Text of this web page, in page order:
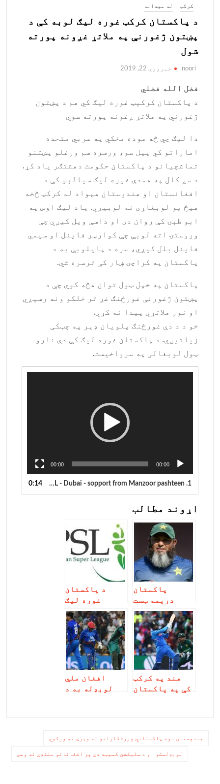
کرکټ له میدانه
د پاکستان کرکټ غوره لیګ لوبه کې د
پښتون ژغورنې په ملاتړ غږونه پورته
شول
noori فبروري 22, 2019
فضل الله فضلي
د پاکستان کرکیټ غوره لیګ کي هم د پښتون
ژغورني په ملاتړ ږغونه پورته سوي
دا لیګ چي څه موده مخکي په عربي متحده
اماراتو کي پیل سو، ورسره سم ورغلو پښتنو
تماشچیانو د پاکستان حکومت دهشتګر یاد کړ.
د سږ کال په همدې غوره لیګ سیالېو کې د
افغانستان او هندوستان هېواد له کرکټ څخه
هېڅ یو لوبغاړی نه لوبیږي. یاد لیګ اوس په
ابو ظبۍ کې روان دی او داسې ویل کیږي چې
وروستۍ اته لوبې چې کوارټر فاینل او سیمي
فاینل بلل کیږي، سره د پایلوبې به د
پاکستان په کراچۍ ښار کې ترسره شي.
پاکستان په خپل ټول توان هڅه کوي چې د
پښتون ژغورنې غورځنګ غږ تر خلکو ونه رسیږي
او نور ملاتړي پیدا نه کړي.
خو د د دې غورځنګ پلویان ډېر په چټکی
زیاتیږي. د پاکستان غوره لیګ کې دې نارو
ټول لوبغالی په سرواخیست.
00:00
00:00
1.
pakistan PSL - Dubai - sopport from Manzoor pashteen
0:14
اړوند مطالب
پاکستان
درېمه ټست
لوبه هم
وبایلله
د پاکستان
غوره لیګ
سیالۍ پیل شوې
هند په کرکټ
کې په پاکستان
ګونډو کړ
افغان ملي
لوبډله به د
ليکنه
چليدنه
هندوستان دوه پاکستاني ورزشکارانو ته وېزې نه ورکوي
لوبډلمشر او د سلېکشن کمېټه دې پر افغانانو ملنډې نه وهي